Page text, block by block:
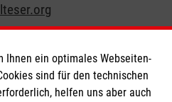
Ihnen ein optimales Webseiten-
sind für den technischen
helfen uns aber auch